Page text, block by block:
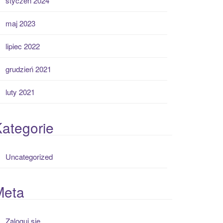
maj 2023
lipiec 2022
grudzień 2021
luty 2021
Uncategorized
Zaloguj się